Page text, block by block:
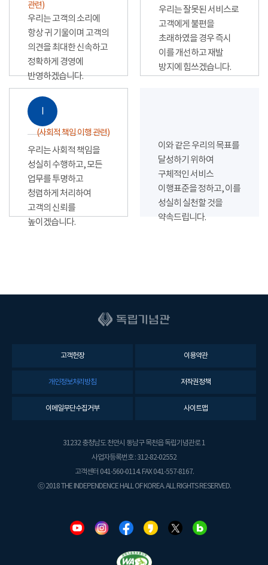
관련)
우리는 고객의 소리에
항상 귀 기울이며 고객의
의견을 최대한 신속하고
정확하게 경영에
반영하겠습니다.
우리는 잘못된 서비스로
고객에게 불편을
초래하였을 경우 즉시
이를 개선하고 재발
방지에 힘쓰겠습니다.
Ⅰ
(사회적 책임 이행 관련)
우리는 사회적 책임을
성실히 수행하고, 모든
업무를 투명하고
청렴하게 처리하여
고객의 신뢰를
높이겠습니다.
이와 같은 우리의 목표를
달성하기 위하여
구체적인 서비스
이행표준을 정하고, 이를
성실히 실천할 것을
약속드립니다.
고객헌장 이용약관
개인정보처리방침 저작권정책
이메일무단수집거부 사이트맵
31232 충청남도 천안시 동남구 목천읍 독립기념관로 1
사업자등록번호 : 312-82-02552
고객센터 041-560-0114. FAX 041-557-8167.
ⓒ 2018 THE INDEPENDENCE HALL OF KOREA. ALL RIGHTS RESERVED.